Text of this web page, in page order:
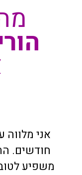
אני
חודשים.
משפיע